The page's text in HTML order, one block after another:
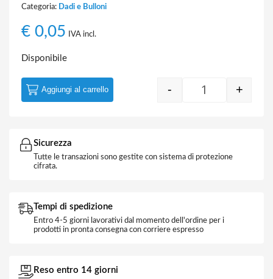
Categoria: Dadi e Bulloni
€ 0,05 IVA incl.
Disponibile
Dado
- +
Aggiungi al carrello
Sicurezza
Tutte le transazioni sono gestite con sistema di protezione
cifrata.
Tempi di spedizione
Entro 4-5 giorni lavorativi dal momento dell'ordine per i
prodotti in pronta consegna con corriere espresso
Reso entro 14 giorni